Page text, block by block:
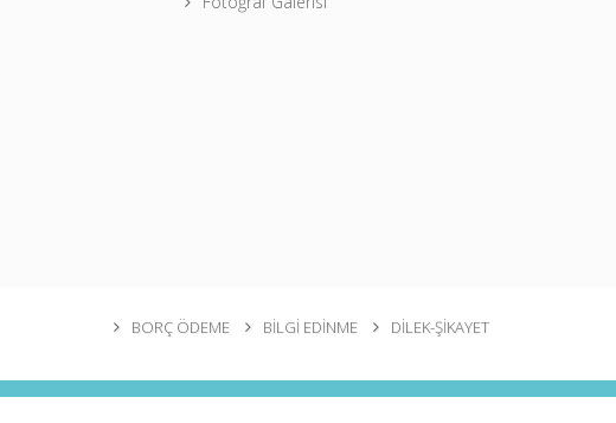
BORÇ ÖDEME BİLGİ EDİNME DİLEK-ŞİKAYET